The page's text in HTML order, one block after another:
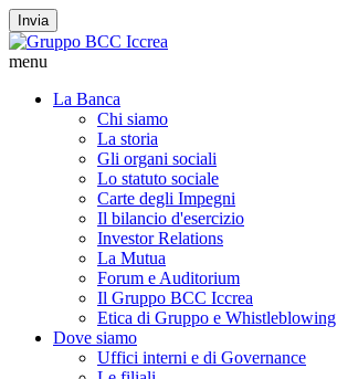
Invia
menu
La Banca
Chi siamo
La storia
Gli organi sociali
Lo statuto sociale
Carte degli Impegni
Il bilancio d'esercizio
Investor Relations
La Mutua
Forum e Auditorium
Il Gruppo BCC Iccrea
Etica di Gruppo e Whistleblowing
Dove siamo
Uffici interni e di Governance